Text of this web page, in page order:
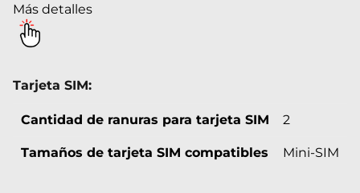
Más detalles
Tarjeta SIM:
Cantidad de ranuras para tarjeta SIM 2
Tamaños de tarjeta SIM compatibles Mini-SIM